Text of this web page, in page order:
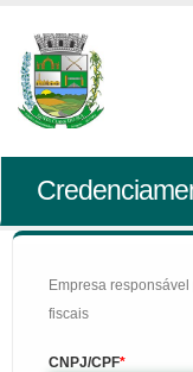
Empresa
fiscais
CNPJ/CPF